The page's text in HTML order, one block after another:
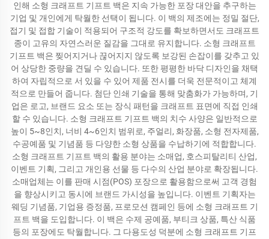
인해 소형 크래프트 기프트 백은 지속 가능한 포장 대안을 추구하는
기업 및 개인에게 탁월한 선택이 됩니다. 이 백의 제조에는 정밀 절단,
접기 및 접합 기술이 적용되어 구조적 강도를 확보하면서도 크래프트
종이 고유의 자연스러운 질감을 그대로 유지합니다. 소형 크래프트
기프트 백은 찢어지거나 끊어지지 않도록 보강된 손잡이를 갖추고 있
어 상당한 중량을 견딜 수 있습니다. 또한 평평한 바닥 디자인을 채택
하여 자립적으로 서 있을 수 있어 제품 전시를 더욱 전문적이고 체계
적으로 만들어 줍니다. 첨단 인쇄 기술을 통해 맞춤화가 가능하며, 기
업은 로고, 브랜드 요소 또는 장식 패턴을 크래프트 표면에 직접 인쇄
할 수 있습니다. 소형 크래프트 기프트 백의 치수 사양은 일반적으로
높이 5~8인치, 너비 4~6인치 범위로, 주얼리, 화장품, 소형 전자제품,
수공예품 및 기념품 등 다양한 소형 상품을 수납하기에 적합합니다.
소형 크래프트 기프트 백의 활용 분야는 소매업, 호스피탈리티 산업,
이벤트 기획, 그리고 개인용 선물 등 다수의 산업 분야로 확장됩니다.
소매업체는 이를 판매 시점(POS) 포장으로 활용함으로써 고객 경험
을 향상시키고 동시에 브랜드 가시성을 높입니다. 이벤트 기획자는
웨딩 기념품, 기업용 증정품, 프로모션 캠페인 등에 소형 크래프트 기
프트 백을 도입합니다. 이 백은 수제 공예품, 부티크 상품, 특산 식품
등의 포장에도 탁월합니다. 그 다용도성 덕분에 소형 크래프트 기프